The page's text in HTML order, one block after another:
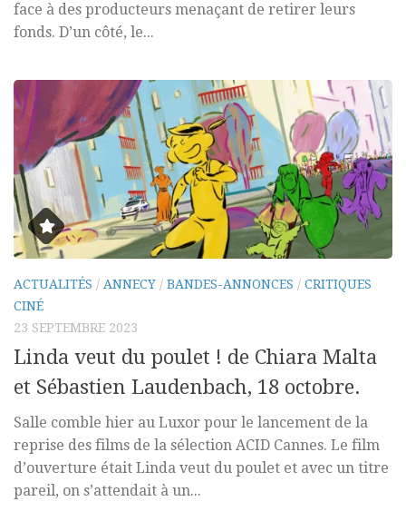
face à des producteurs menaçant de retirer leurs
fonds. D’un côté, le...
ACTUALITÉS / ANNECY / BANDES-ANNONCES / CRITIQUES
CINÉ
23 SEPTEMBRE 2023
Linda veut du poulet ! de Chiara Malta
et Sébastien Laudenbach, 18 octobre.
Salle comble hier au Luxor pour le lancement de la
reprise des films de la sélection ACID Cannes. Le film
d’ouverture était Linda veut du poulet et avec un titre
pareil, on s’attendait à un...